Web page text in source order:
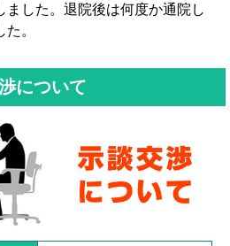
ました。退院後は何度か通院し
。
について